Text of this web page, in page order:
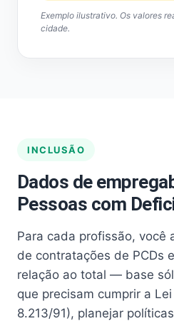
Exemplo ilustrativo. Os valores
cidade.
INCLUSÃO
Dados de
Pessoas com
Para cada profissão, você
de contratações de PCDs
relação ao total — base
que precisam cumprir a
8.213/91), planejar